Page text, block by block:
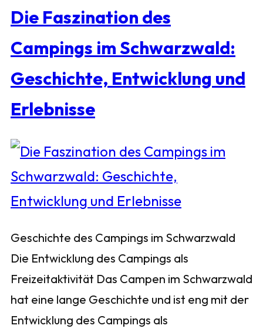
Die Faszination des
Campings im Schwarzwald:
Geschichte, Entwicklung und
Erlebnisse
Geschichte des Campings im Schwarzwald
Die Entwicklung des Campings als
Freizeitaktivität Das Campen im Schwarzwald
hat eine lange Geschichte und ist eng mit der
Entwicklung des Campings als